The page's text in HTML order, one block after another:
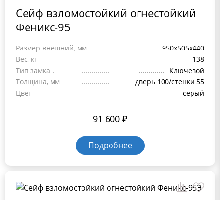
Сейф взломостойкий огнестойкий
Феникс-95
Размер внешний, мм
950х505х440
Вес, кг
138
Тип замка
Ключевой
Толщина, мм
дверь 100/стенки 55
Цвет
серый
91 600 ₽
Подробнее